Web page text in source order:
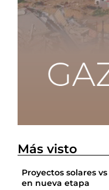
Más visto
Proyectos solares
en nueva etapa